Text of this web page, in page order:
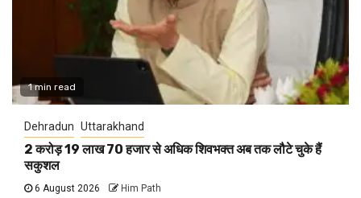
1 min read
Dehradun Uttarakhand
2 करोड़ 19 लाख 70 हजार से अधिक शिवभक्त अब तक लौटे चुके हैं
सकुशल
6 August 2026 Him Path